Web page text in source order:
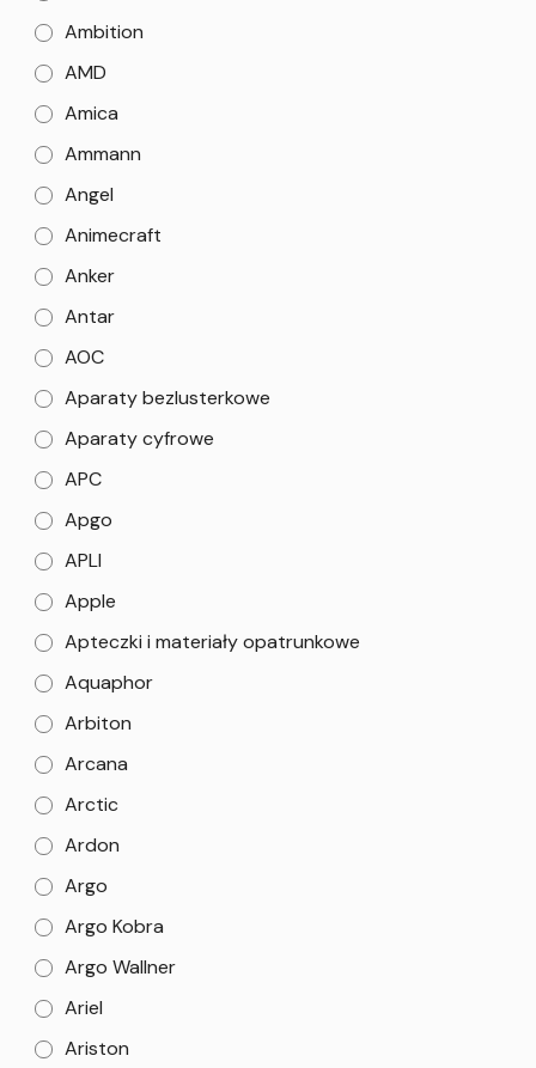
Ambition
AMD
Amica
Ammann
Angel
Animecraft
Anker
Antar
AOC
Aparaty bezlusterkowe
Aparaty cyfrowe
APC
Apgo
APLI
Apple
Apteczki i materiały opatrunkowe
Aquaphor
Arbiton
Arcana
Arctic
Ardon
Argo
Argo Kobra
Argo Wallner
Ariel
Ariston